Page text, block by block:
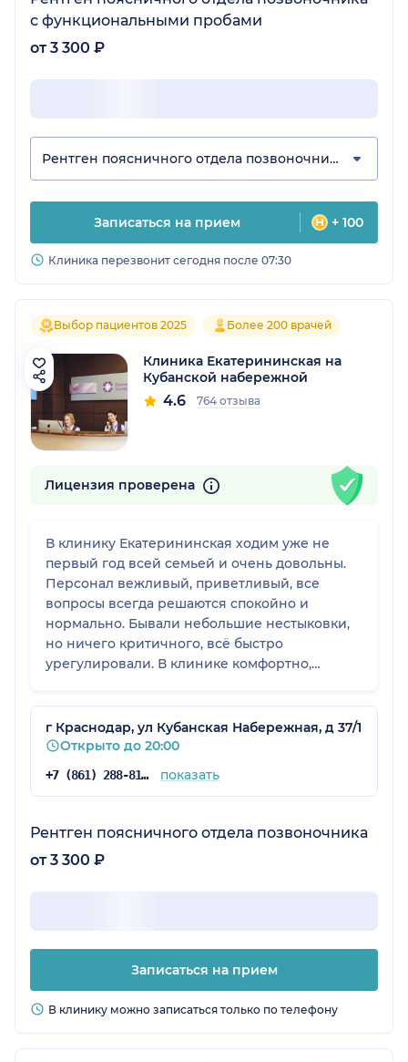
с функциональными пробами
от 3 300 ₽
Рентген поясничного отдела позвоночника
Записаться на прием + 100
Клиника перезвонит сегодня после 07:30
Выбор пациентов 2025 Более 200 врачей
Клиника Екатерининская на
Кубанской набережной
4.6 764 отзыва
Лицензия проверена
В клинику Екатерининская ходим уже не
первый год всей семьей и очень довольны.
Персонал вежливый, приветливый, все
вопросы всегда решаются спокойно и
нормально. Бывали небольшие нестыковки,
но ничего критичного, всё быстро
урегулировали. В клинике комфортно,
целом устраивают, хотя на повторные
приемы, возможно, хотелось бы чуть
дешевле. Но это уже на усмотрение клиники.
поэтому продолжаем сюда обращаться.
г Краснодар, ул Кубанская Набережная, д 37/1
Открыто до 20:00
+7 (861) 288-81-65 показать
Рентген поясничного отдела позвоночника
от 3 300 ₽
Записаться на прием
В клинику можно записаться только по телефону